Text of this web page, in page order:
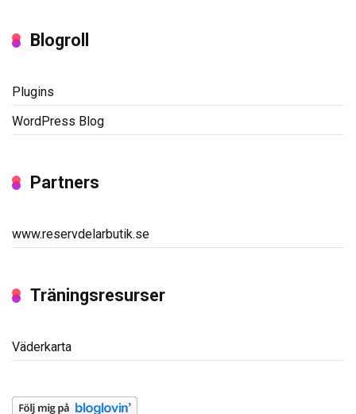
Blogroll
Plugins
WordPress Blog
Partners
www.reservdelarbutik.se
Träningsresurser
Väderkarta